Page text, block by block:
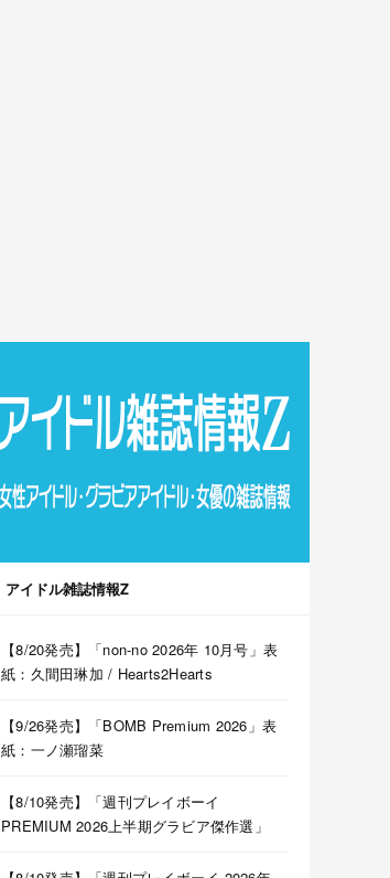
アイドル雑誌情報Z
【8/20発売】「non-no 2026年 10月号」表
紙：久間田琳加 / Hearts2Hearts
【9/26発売】「BOMB Premium 2026」表
紙：一ノ瀬瑠菜
【8/10発売】「週刊プレイボーイ
PREMIUM 2026上半期グラビア傑作選」